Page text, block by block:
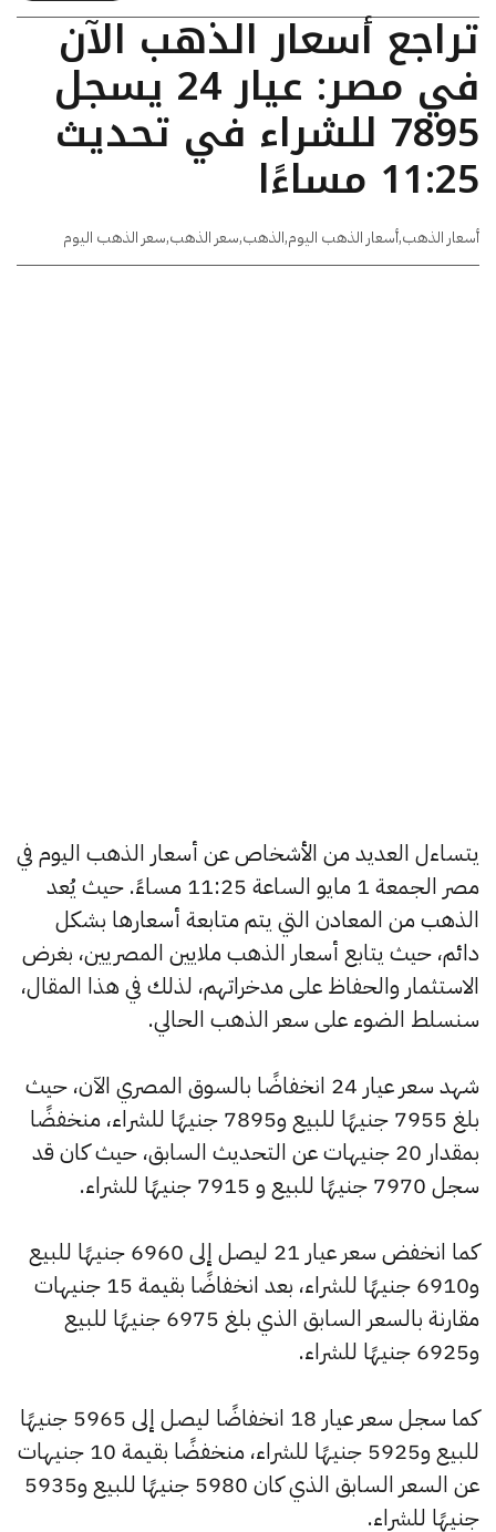
تراجع أسعار الذهب الآن
في مصر: عيار 24 يسجل
7895 للشراء في تحديث
11:25 مساءًا
أسعار الذهب,أسعار الذهب اليوم,الذهب,سعر الذهب,سعر الذهب اليوم
يتساءل العديد من الأشخاص عن أسعار الذهب اليوم في
مصر الجمعة 1 مايو الساعة 11:25 مساءً. حيث يُعد
الذهب من المعادن التي يتم متابعة أسعارها بشكل
دائم، حيث يتابع أسعار الذهب ملايين المصريين، بغرض
الاستثمار والحفاظ على مدخراتهم، لذلك في هذا المقال،
سنسلط الضوء على سعر الذهب الحالي.
شهد سعر عيار 24 انخفاضًا بالسوق المصري الآن، حيث
بلغ 7955 جنيهًا للبيع و7895 جنيهًا للشراء، منخفضًا
بمقدار 20 جنيهات عن التحديث السابق، حيث كان قد
سجل 7970 جنيهًا للبيع و 7915 جنيهًا للشراء.
كما انخفض سعر عيار 21 ليصل إلى 6960 جنيهًا للبيع
و6910 جنيهًا للشراء، بعد انخفاضًا بقيمة 15 جنيهات
مقارنة بالسعر السابق الذي بلغ 6975 جنيهًا للبيع
و6925 جنيهًا للشراء.
كما سجل سعر عيار 18 انخفاضًا ليصل إلى 5965 جنيهًا
للبيع و5925 جنيهًا للشراء، منخفضًا بقيمة 10 جنيهات
عن السعر السابق الذي كان 5980 جنيهًا للبيع و5935
جنيهًا للشراء.